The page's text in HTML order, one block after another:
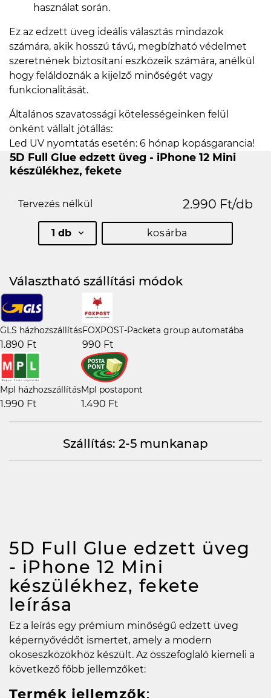
használat során.
Ez az edzett üveg ideális választás mindazok
számára, akik hosszú távú, megbízható védelmet
szeretnének biztosítani eszközeik számára, anélkül
hogy feláldoznák a kijelző minőségét vagy
funkcionalitását.
Általános szavatossági kötelességeinken felül
önként vállalt jótállás:
Led UV nyomtatás esetén: 6 hónap kopásgarancia!
5D Full Glue edzett üveg - iPhone 12 Mini
készülékhez, fekete
Tervezés nélkül 2.990 Ft/db
1 db kosárba
Választható szállítási módok
GLS házhozszállítás
1.890 Ft
FOXPOST-Packeta group automatába
990 Ft
Mpl házhozszállítás
1.990 Ft
Mpl postapont
1.490 Ft
Szállítás: 2-5 munkanap
5D Full Glue edzett üveg
- iPhone 12 Mini
készülékhez, fekete
leírása
Ez a leírás egy prémium minőségű edzett üveg
képernyővédőt ismertet, amely a modern
okoseszközökhöz készült. Az összefoglaló kiemeli a
következő főbb jellemzőket:
Termék jellemzők: